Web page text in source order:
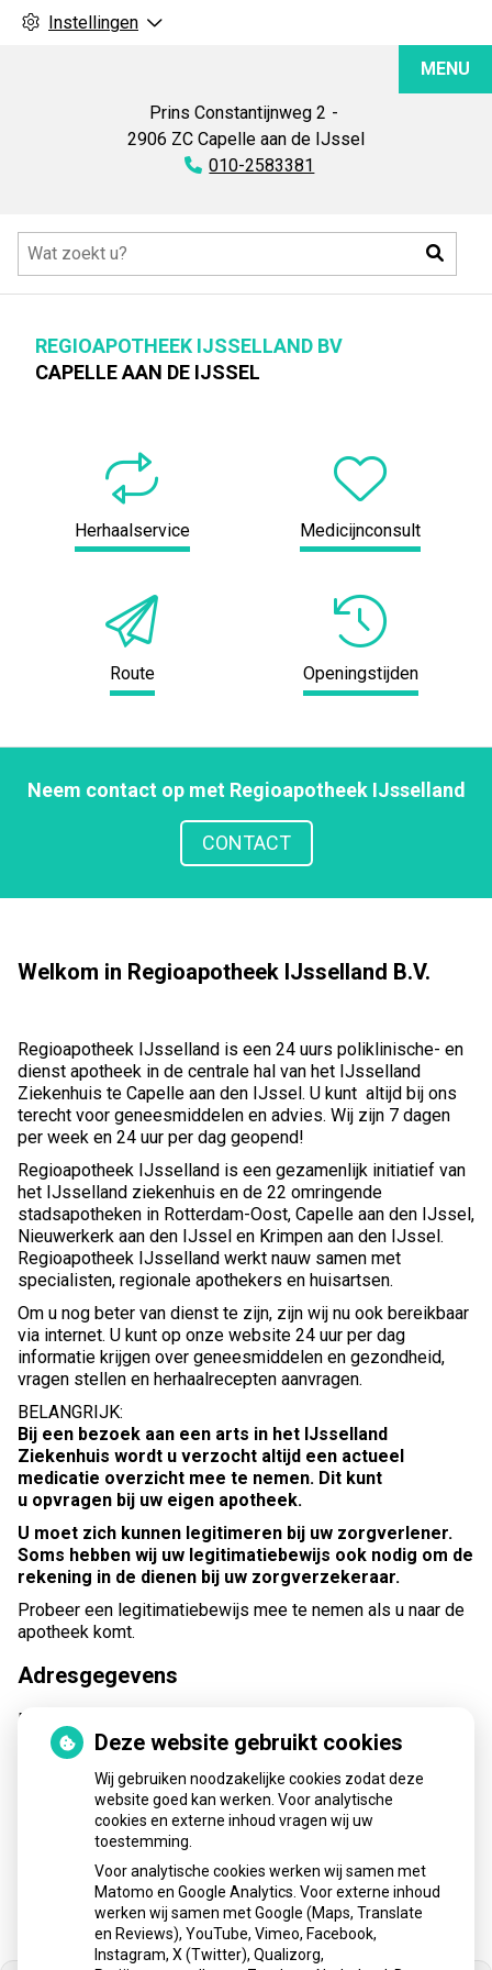
Instellingen
Prins Constantijnweg 2
2906 ZC Capelle aan de IJssel
Tel:
010-2583381
MENU
REGIOAPOTHEEK IJSSELLAND BV
CAPELLE AAN DE IJSSEL
Herhaalservice Medicijnconsult
Route Openingstijden
Neem contact op met Regioapotheek IJsselland
CONTACT
Welkom in Regioapotheek IJsselland B.V.
Regioapotheek IJsselland is een 24 uurs poliklinische- en
dienst apotheek in de centrale hal van het IJsselland
Ziekenhuis te Capelle aan den IJssel. U kunt altijd bij ons
terecht voor geneesmiddelen en advies. Wij zijn 7 dagen
per week en 24 uur per dag geopend!
Regioapotheek IJsselland is een gezamenlijk initiatief van
het IJsselland ziekenhuis en de 22 omringende
stadsapotheken in Rotterdam-Oost, Capelle aan den IJssel,
Nieuwerkerk aan den IJssel en Krimpen aan den IJssel.
Regioapotheek IJsselland werkt nauw samen met
specialisten, regionale apothekers en huisartsen.
Om u nog beter van dienst te zijn, zijn wij nu ook bereikbaar
via internet. U kunt op onze website 24 uur per dag
informatie krijgen over geneesmiddelen en gezondheid,
vragen stellen en herhaalrecepten aanvragen.
BELANGRIJK:
Bij een bezoek aan een arts in het IJsselland
Ziekenhuis wordt u verzocht altijd een actueel
medicatie overzicht mee te nemen. Dit kunt
u opvragen bij uw eigen apotheek.
U moet zich kunnen legitimeren bij uw zorgverlener.
Soms hebben wij uw legitimatiebewijs ook nodig om de
rekening in de dienen bij uw zorgverzekeraar.
Probeer een legitimatiebewijs mee te nemen als u naar de
apotheek komt.
Adresgegevens
Prins Constantijnweg 2
2906 ZC Capelle aan de IJssel
010-2583381
regioapotheek@ysl.nl
Tussen 12.00 en 14.00 uur verzoeken wij u, ons alleen voor
spoedvragen te benaderen.
Deze website gebruikt cookies
Wij gebruiken noodzakelijke cookies zodat deze
website goed kan werken. Voor analytische
cookies en externe inhoud vragen wij uw
toestemming.
Voor analytische cookies werken wij samen met
Matomo en Google Analytics. Voor externe inhoud
werken wij samen met Google (Maps, Translate
en Reviews), YouTube, Vimeo, Facebook,
Instagram, X (Twitter), Qualizorg,